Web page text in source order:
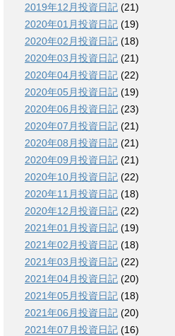
2019年12月投資日記 (21)
2020年01月投資日記 (19)
2020年02月投資日記 (18)
2020年03月投資日記 (21)
2020年04月投資日記 (22)
2020年05月投資日記 (19)
2020年06月投資日記 (23)
2020年07月投資日記 (21)
2020年08月投資日記 (21)
2020年09月投資日記 (21)
2020年10月投資日記 (22)
2020年11月投資日記 (18)
2020年12月投資日記 (22)
2021年01月投資日記 (19)
2021年02月投資日記 (18)
2021年03月投資日記 (22)
2021年04月投資日記 (20)
2021年05月投資日記 (18)
2021年06月投資日記 (20)
2021年07月投資日記 (16)